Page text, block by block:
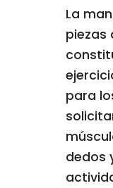
La
piezas
para
dedos